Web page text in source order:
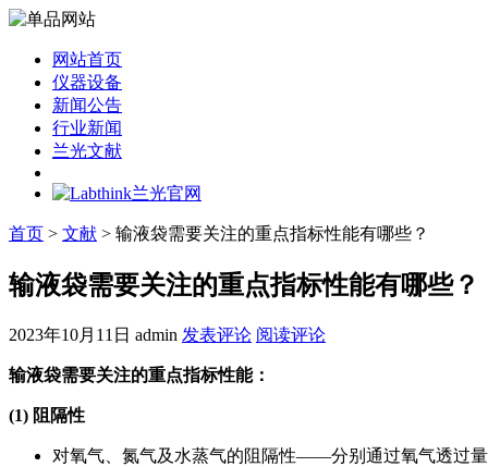
网站首页
仪器设备
新闻公告
行业新闻
兰光文献
首页 > 文献 > 输液袋需要关注的重点指标性能有哪些？
输液袋需要关注的重点指标性能有哪些？
2023年10月11日 admin 发表评论 阅读评论
输液袋需要关注的重点指标性能：
(1) 阻隔性
对氧气、氮气及水蒸气的阻隔性——分别通过氧气透过